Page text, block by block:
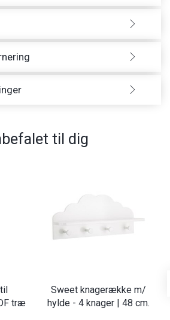
til dig
træ
Sweet knagerække m/
hylde - 4 knager | 48 cm.